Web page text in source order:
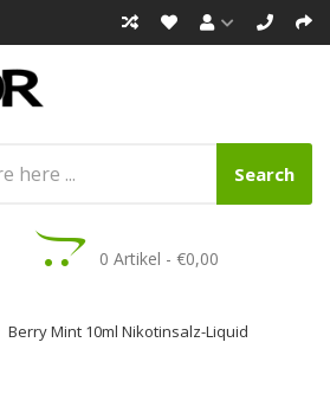
Search
0 Artikel - €0,00
Berry Mint 10ml Nikotinsalz-Liquid